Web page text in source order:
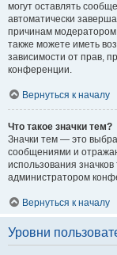
могут оставлять
автоматически
причинам
также можете иметь
зависимости от прав,
конференции.
Вернуться к началу
Что такое значки тем?
Значки тем — это
сообщениями и
использования
администратором
Вернуться к началу
Уровни